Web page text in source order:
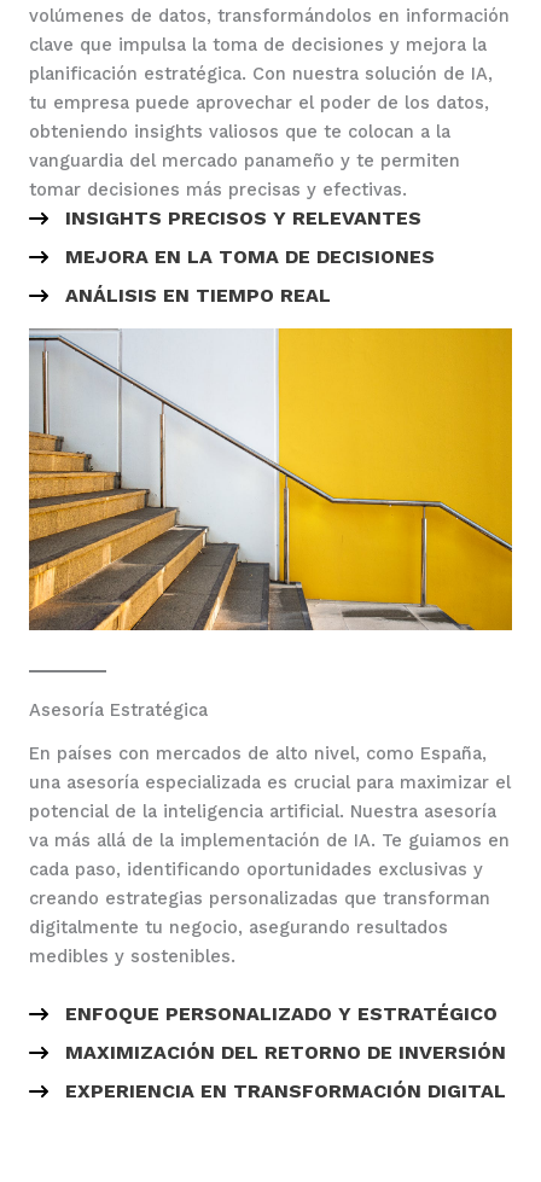
volúmenes de datos, transformándolos en información
clave que impulsa la toma de decisiones y mejora la
planificación estratégica. Con nuestra solución de IA,
tu empresa puede aprovechar el poder de los datos,
obteniendo insights valiosos que te colocan a la
vanguardia del mercado panameño y te permiten
tomar decisiones más precisas y efectivas.
INSIGHTS PRECISOS Y RELEVANTES
MEJORA EN LA TOMA DE DECISIONES
ANÁLISIS EN TIEMPO REAL
Asesoría Estratégica
En países con mercados de alto nivel, como España,
una asesoría especializada es crucial para maximizar el
potencial de la inteligencia artificial. Nuestra asesoría
va más allá de la implementación de IA. Te guiamos en
cada paso, identificando oportunidades exclusivas y
creando estrategias personalizadas que transforman
digitalmente tu negocio, asegurando resultados
medibles y sostenibles.
ENFOQUE PERSONALIZADO Y ESTRATÉGICO
MAXIMIZACIÓN DEL RETORNO DE INVERSIÓN
EXPERIENCIA EN TRANSFORMACIÓN DIGITAL